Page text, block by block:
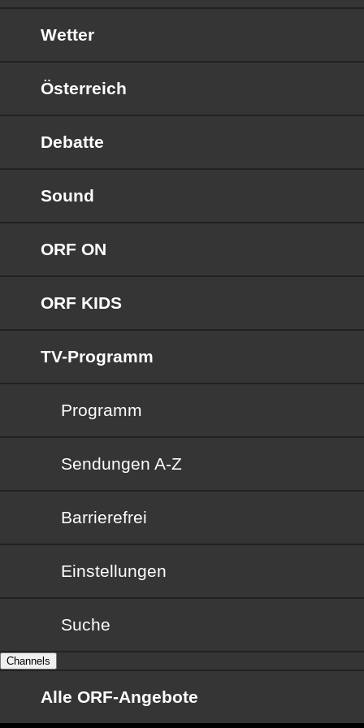
Wetter
Österreich
Debatte
Sound
ORF ON
ORF KIDS
TV-Programm
Programm
Sendungen von A bis Z
Sendungen A-Z
Barrierefrei
Barrierefrei
Einstellungen
Suche
Channels
Alle ORF-Angebote